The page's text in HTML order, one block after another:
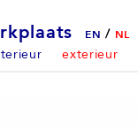
EN / NL
exterieur